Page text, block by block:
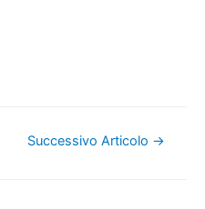
Successivo Articolo →